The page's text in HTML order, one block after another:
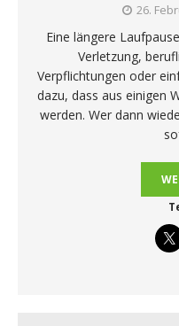
26.
Eine längere
Verletzung,
Verpflichtungen oder
dazu, dass aus einigen
werden. Wer dann